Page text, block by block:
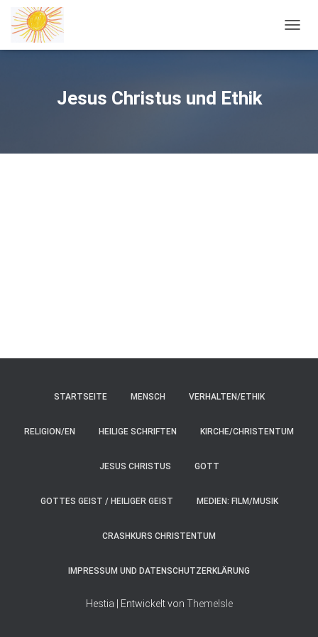
Jesus Christus und Ethik
STARTSEITE MENSCH VERHALTEN/ETHIK
RELIGION/EN HEILIGE SCHRIFTEN KIRCHE/CHRISTENTUM
JESUS CHRISTUS GOTT
GOTTES GEIST / HEILIGER GEIST MEDIEN: FILM/MUSIK
CRASHKURS CHRISTENTUM
IMPRESSUM UND DATENSCHUTZERKLÄRUNG
Hestia | Entwickelt von ThemeIsle